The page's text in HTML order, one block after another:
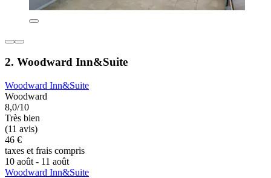
2. Woodward Inn&Suite
Woodward Inn&Suite
Woodward
8,0/10
Très bien
(11 avis)
46 €
taxes et frais compris
10 août - 11 août
Woodward Inn&Suite